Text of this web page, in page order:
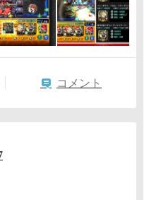
コメント